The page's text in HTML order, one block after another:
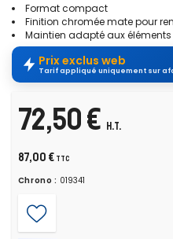
Format compact
Finition chromée mate pour
Maintien adapté aux
Prix exclus web
Tarif appliqué uniquement sur
72,50 € H.T.
87,00 € TTC
Chrono : 019341